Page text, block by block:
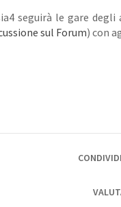
seguirà le gare degli
sul Forum) con